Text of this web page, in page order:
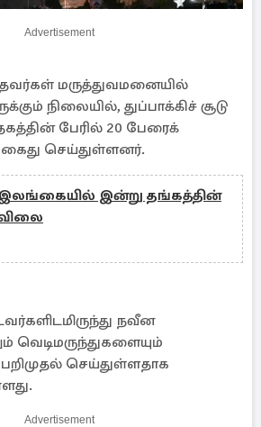
Advertisement
மருத்துவமனையில்
நிலையில், துப்பாக்கிச் சூடு
பேரில் 20 பேரைக்
செய்துள்ளனர்.
இன்று தங்கத்தின்
நவீன
வெடிமருந்துகளையும்
செய்துள்ளதாக
Advertisement